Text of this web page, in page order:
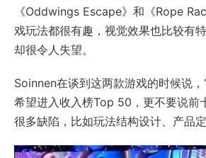
《Oddwings Escape》和《Rope
戏玩法都很有趣，视觉效果也比较有
却很令人失望。
Soinnen在谈到这两款游戏的时候说
希望进入收入榜Top 50，更不要说前
很多缺陷，比如玩法结构设计、产品定